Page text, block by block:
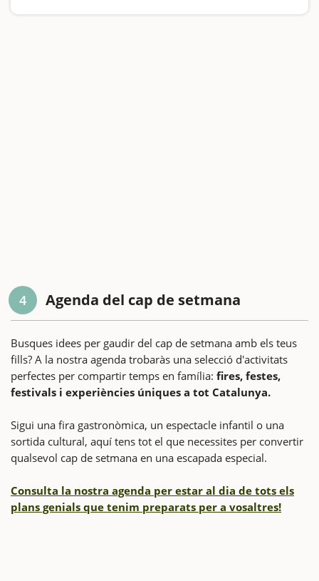
4 Agenda del cap de setmana
Busques idees per gaudir del cap de setmana amb els teus
fills? A la nostra agenda trobaràs una selecció d'activitats
perfectes per compartir temps en família: fires, festes,
festivals i experiències úniques a tot Catalunya.
Sigui una fira gastronòmica, un espectacle infantil o una
sortida cultural, aquí tens tot el que necessites per convertir
qualsevol cap de setmana en una escapada especial.
Consulta la nostra agenda per estar al dia de tots els
plans genials que tenim preparats per a vosaltres!